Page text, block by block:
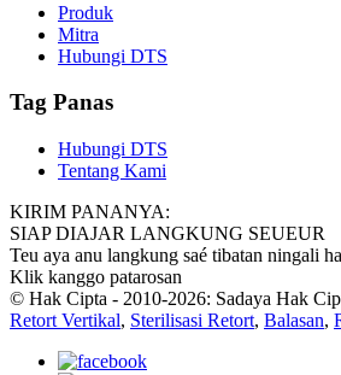
Produk
Mitra
Hubungi DTS
Tag Panas
Hubungi DTS
Tentang Kami
KIRIM PANANYA:
SIAP DIAJAR LANGKUNG SEUEUR
Teu aya anu langkung saé tibatan ningali
Klik kanggo patarosan
© Hak Cipta - 2010-2026: Sadaya Hak
Retort Vertikal, Sterilisasi Retort, Balasan,